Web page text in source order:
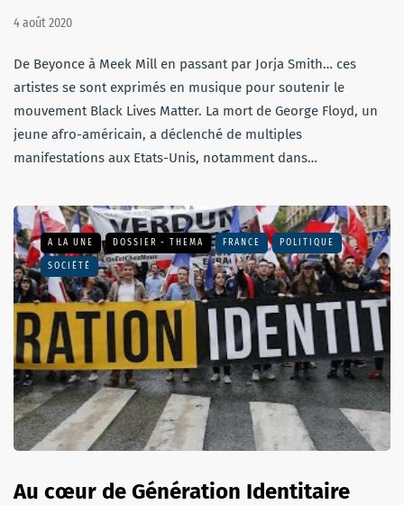
4 août 2020
De Beyonce à Meek Mill en passant par Jorja Smith… ces
artistes se sont exprimés en musique pour soutenir le
mouvement Black Lives Matter. La mort de George Floyd, un
jeune afro-américain, a déclenché de multiples
manifestations aux Etats-Unis, notamment dans…
A LA UNE DOSSIER - THEMA FRANCE POLITIQUE
SOCIÉTÉ
Au cœur de Génération Identitaire